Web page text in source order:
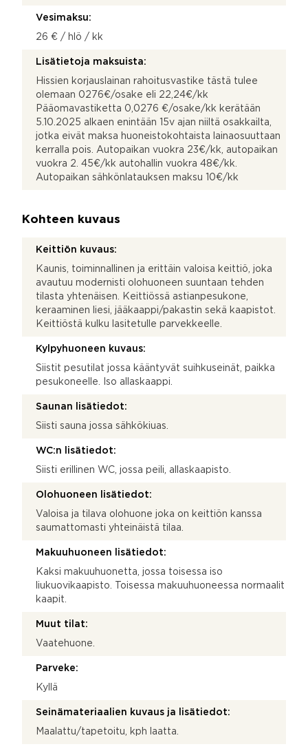
Vesimaksu:
26 € / hlö / kk
Lisätietoja maksuista:
Hissien korjauslainan rahoitusvastike tästä tulee
olemaan 0276€/osake eli 22,24€/kk
Pääomavastiketta 0,0276 €/osake/kk kerätään
5.10.2025 alkaen enintään 15v ajan niiltä osakkailta,
jotka eivät maksa huoneistokohtaista lainaosuuttaan
kerralla pois. Autopaikan vuokra 23€/kk, autopaikan
vuokra 2. 45€/kk autohallin vuokra 48€/kk.
Autopaikan sähkönlatauksen maksu 10€/kk
Kohteen kuvaus
Keittiön kuvaus:
Kaunis, toiminnallinen ja erittäin valoisa keittiö, joka
avautuu modernisti olohuoneen suuntaan tehden
tilasta yhtenäisen. Keittiössä astianpesukone,
keraaminen liesi, jääkaappi/pakastin sekä kaapistot.
Keittiöstä kulku lasitetulle parvekkeelle.
Kylpyhuoneen kuvaus:
Siistit pesutilat jossa kääntyvät suihkuseinät, paikka
pesukoneelle. Iso allaskaappi.
Saunan lisätiedot:
Siisti sauna jossa sähkökiuas.
WC:n lisätiedot:
Siisti erillinen WC, jossa peili, allaskaapisto.
Olohuoneen lisätiedot:
Valoisa ja tilava olohuone joka on keittiön kanssa
saumattomasti yhteinäistä tilaa.
Makuuhuoneen lisätiedot:
Kaksi makuuhuonetta, jossa toisessa iso
liukuovikaapisto. Toisessa makuuhuoneessa normaalit
kaapit.
Muut tilat:
Vaatehuone.
Parveke:
Kyllä
Seinämateriaalien kuvaus ja lisätiedot:
Maalattu/tapetoitu, kph laatta.